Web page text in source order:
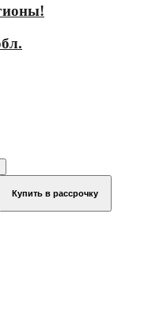
Купить в рассрочку